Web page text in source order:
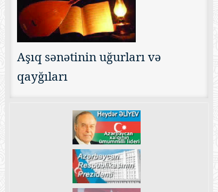
Aşıq sənətinin uğurları və
qayğıları